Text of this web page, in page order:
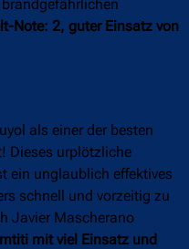
Note: 2, guter Einsatz von
als einer der besten
Dieses urplötzliche
ein unglaublich effektives
schnell und vorzeitig zu
Javier Mascherano
mit viel Einsatz und